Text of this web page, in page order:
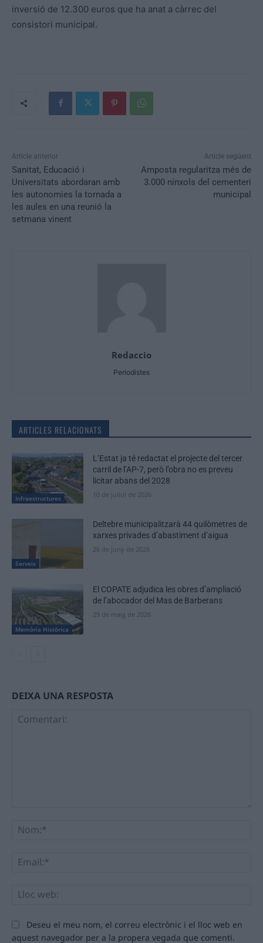
inversió de 12.300 euros que ha anat a càrrec del
consistori municipal.
Article anterior
Sanitat, Educació i
Universitats abordaran amb
les autonomies la tornada a
les aules en una reunió la
setmana vinent
Article següent
Amposta regularitza més de
3.000 nínxols del cementeri
municipal
Redaccio
Periodistes
ARTICLES RELACIONATS
Infraestructures
L’Estat ja té redactat el projecte del tercer
carril de l’AP-7, però l’obra no es preveu
licitar abans del 2028
10 de juliol de 2026
Serveis
Deltebre municipalitzarà 44 quilòmetres de
xarxes privades d’abastiment d’aigua
26 de juny de 2026
Memòria Històrica
El COPATE adjudica les obres d’ampliació
de l’abocador del Mas de Barberans
29 de maig de 2026
DEIXA UNA RESPOSTA
Deseu el meu nom, el correu electrònic i el lloc web en
aquest navegador per a la propera vegada que comenti.